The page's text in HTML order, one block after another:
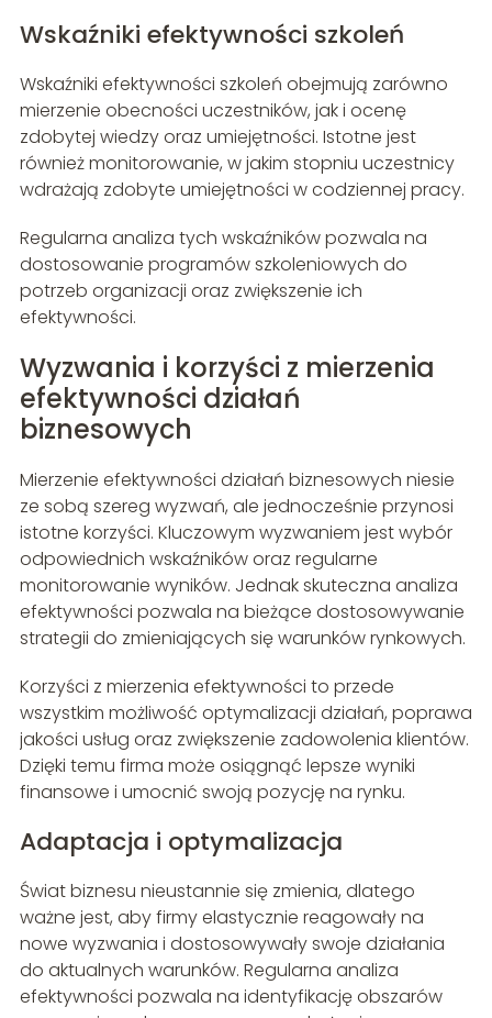
Wskaźniki efektywności szkoleń
Wskaźniki efektywności szkoleń obejmują zarówno
mierzenie obecności uczestników, jak i ocenę
zdobytej wiedzy oraz umiejętności. Istotne jest
również monitorowanie, w jakim stopniu uczestnicy
wdrażają zdobyte umiejętności w codziennej pracy.
Regularna analiza tych wskaźników pozwala na
dostosowanie programów szkoleniowych do
potrzeb organizacji oraz zwiększenie ich
efektywności.
Wyzwania i korzyści z mierzenia
efektywności działań
biznesowych
Mierzenie efektywności działań biznesowych niesie
ze sobą szereg wyzwań, ale jednocześnie przynosi
istotne korzyści. Kluczowym wyzwaniem jest wybór
odpowiednich wskaźników oraz regularne
monitorowanie wyników. Jednak skuteczna analiza
efektywności pozwala na bieżące dostosowywanie
strategii do zmieniających się warunków rynkowych.
Korzyści z mierzenia efektywności to przede
wszystkim możliwość optymalizacji działań, poprawa
jakości usług oraz zwiększenie zadowolenia klientów.
Dzięki temu firma może osiągnąć lepsze wyniki
finansowe i umocnić swoją pozycję na rynku.
Adaptacja i optymalizacja
Świat biznesu nieustannie się zmienia, dlatego
ważne jest, aby firmy elastycznie reagowały na
nowe wyzwania i dostosowywały swoje działania
do aktualnych warunków. Regularna analiza
efektywności pozwala na identyfikację obszarów